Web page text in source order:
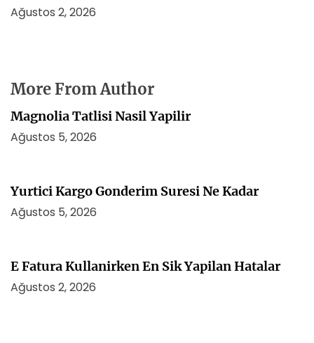
Ağustos 2, 2026
More From Author
Magnolia Tatlisi Nasil Yapilir
Ağustos 5, 2026
Yurtici Kargo Gonderim Suresi Ne Kadar
Ağustos 5, 2026
E Fatura Kullanirken En Sik Yapilan Hatalar
Ağustos 2, 2026